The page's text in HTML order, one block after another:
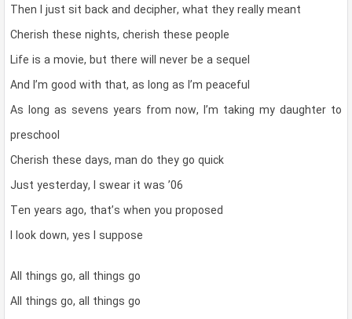
Then I just sit back and decipher, what they really meant
Cherish these nights, cherish these people
Life is a movie, but there will never be a sequel
And I’m good with that, as long as I’m peaceful
As long as sevens years from now, I’m taking my daughter to
preschool
Cherish these days, man do they go quick
Just yesterday, I swear it was ’06
Ten years ago, that’s when you proposed
I look down, yes I suppose
All things go, all things go
All things go, all things go